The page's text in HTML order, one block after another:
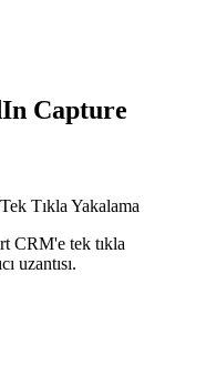
Capture
Tıkla Yakalama
CRM'e tek tıkla
uzantısı.